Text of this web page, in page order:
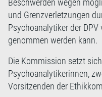
Beschwerden wegen
und Grenzverletzungen
Psychoanalytiker der
genommen werden kann.
Die Kommission setzt
Psychoanalytikerinnen,
Vorsitzenden der